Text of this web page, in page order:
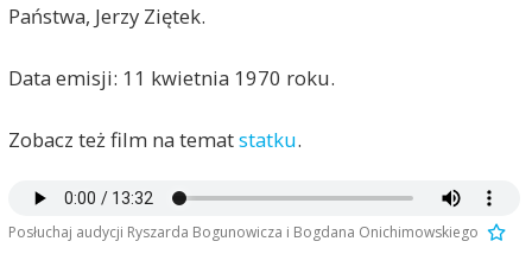
Państwa, Jerzy Ziętek.
Data emisji: 11 kwietnia 1970 roku.
Zobacz też film na tematstatku.
Posłuchaj audycji Ryszarda Bogunowicza i Bogdana Onichimowskiego